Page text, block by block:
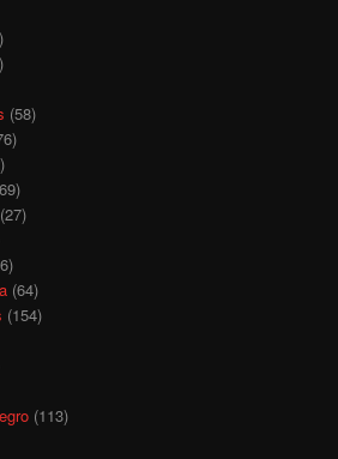
(58)
(27)
(64)
(154)
(113)